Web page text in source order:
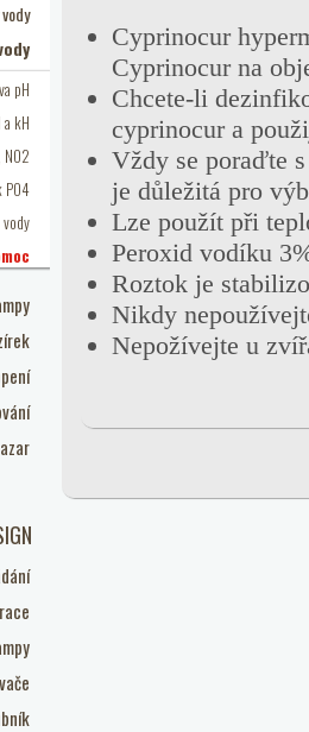
pH
a kH
PO4
Cyprinocur
Cyprinocur na
Chcete-li
cyprinocur a
Vždy se poraďte
je důležitá pro
Lze použít při
Peroxid vodíku
Roztok je
Nikdy
Nepožívejte u